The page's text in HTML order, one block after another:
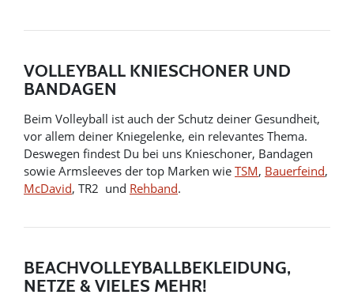
VOLLEYBALL KNIESCHONER UND
BANDAGEN
Beim Volleyball ist auch der Schutz deiner Gesundheit,
vor allem deiner Kniegelenke, ein relevantes Thema.
Deswegen findest Du bei uns Knieschoner, Bandagen
sowie Armsleeves der top Marken wie TSM, Bauerfeind,
McDavid, TR2 und Rehband.
BEACHVOLLEYBALLBEKLEIDUNG,
NETZE & VIELES MEHR!